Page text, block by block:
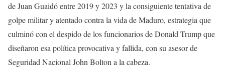
de Juan Guaidó entre 2019 y 2023 y la consiguiente tentativa de
golpe militar y atentado contra la vida de Maduro, estrategia que
culminó con el despido de los funcionarios de Donald Trump que
diseñaron esa política provocativa y fallida, con su asesor de
Seguridad Nacional John Bolton a la cabeza.